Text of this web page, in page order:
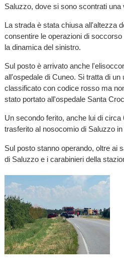
Saluzzo, dove si sono scontrati una
La strada è stata chiusa all'altezza
consentire le operazioni di
la dinamica del sinistro.
Sul posto è arrivato anche
all'ospedale di Cuneo. Si tratta di
classificato con codice rosso ma
stato portato all'ospedale Santa
Un secondo ferito, anche lui di
trasferito al nosocomio di Saluzzo
Sul posto stanno operando, oltre ai
di Saluzzo e i carabinieri della